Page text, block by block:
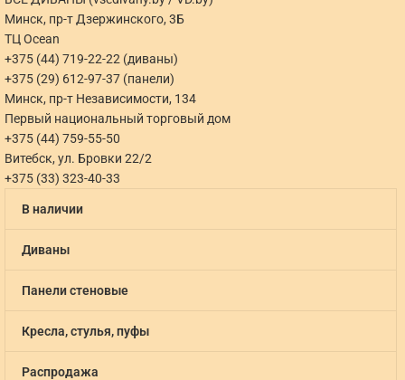
Минск, пр-т Дзержинского, 3Б
ТЦ Ocean
+375 (44) 719-22-22 (диваны)
+375 (29) 612-97-37 (панели)
Минск, пр-т Независимости, 134
Первый национальный торговый дом
+375 (44) 759-55-50
Витебск, ул. Бровки 22/2
+375 (33) 323-40-33
В наличии
Диваны
Панели стеновые
Кресла, стулья, пуфы
Распродажа